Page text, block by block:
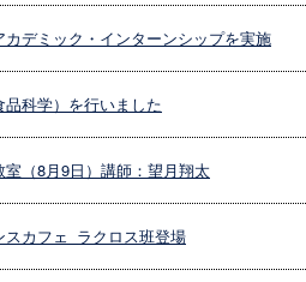
デミック・インターンシップを実施
科学）を行いました
（8月9日）講師：望月翔太
カフェ_ラクロス班登場